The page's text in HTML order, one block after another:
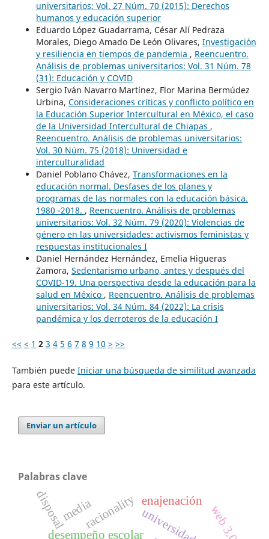
universitarios: Vol. 27 Núm. 70 (2015): Derechos
humanos y educación superior
Eduardo López Guadarrama, César Alí Pedraza
Morales, Diego Amado De León Olivares, Investigación
y resiliencia en tiempos de pandemia , Reencuentro.
Análisis de problemas universitarios: Vol. 31 Núm. 78
(31): Educación y COVID
Sergio Iván Navarro Martínez, Flor Marina Bermúdez
Urbina, Consideraciones críticas y conflicto político en
la Educación Superior Intercultural en México, el caso
de la Universidad Intercultural de Chiapas ,
Reencuentro. Análisis de problemas universitarios:
Vol. 30 Núm. 75 (2018): Universidad e
interculturalidad
Daniel Poblano Chávez, Transformaciones en la
educación normal. Desfases de los planes y
programas de las normales con la educación básica.
1980 -2018. , Reencuentro. Análisis de problemas
universitarios: Vol. 32 Núm. 79 (2020): Violencias de
género en las universidades: activismos feministas y
respuestas institucionales I
Daniel Hernández Hernández, Emelia Higueras
Zamora, Sedentarismo urbano, antes y después del
COVID-19. Una perspectiva desde la educación para la
salud en México , Reencuentro. Análisis de problemas
universitarios: Vol. 34 Núm. 84 (2022): La crisis
pandémica y los derroteros de la educación I
<< < 1 2 3 4 5 6 7 8 9 10 > >>
También puede Iniciar una búsqueda de similitud avanzada
para este artículo.
Enviar un artículo
Palabras clave
universidad
desempeño escolar
racionality
disposal enajenación
media web 3.0